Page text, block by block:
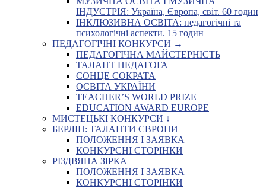
ІНДУСТРІЯ: Україна, Європа, світ. 60 годин
ІНКЛЮЗИВНА ОСВІТА: педагогічні та
психологічні аспекти. 15 годин
ПЕДАГОГІЧНІ КОНКУРСИ →
ПЕДАГОГІЧНА МАЙСТЕРНІСТЬ
ТАЛАНТ ПЕДАГОГА
СОНЦЕ СОКРАТА
ОСВІТА УКРАЇНИ
TEACHER’S WORLD PRIZE
EDUCATION AWARD EUROPE
МИСТЕЦЬКІ КОНКУРСИ ↓
БЕРЛІН: ТАЛАНТИ ЄВРОПИ
ПОЛОЖЕННЯ І ЗАЯВКА
КОНКУРСНІ СТОРІНКИ
РІЗДВЯНА ЗІРКА
ПОЛОЖЕННЯ І ЗАЯВКА
КОНКУРСНІ СТОРІНКИ